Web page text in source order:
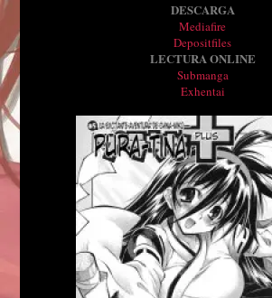
DESCARGA
Mediafire
Depositfiles
LECTURA ONLINE
Submanga
Exhentai